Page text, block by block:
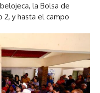
la Bolsa de
2, y hasta el campo